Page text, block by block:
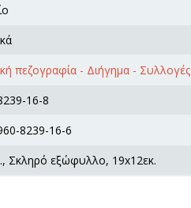
πεζογραφία - Διήγημα - Συλλογές
16-8
8239-16-6
Σκληρό εξώφυλλο, 19x12εκ.